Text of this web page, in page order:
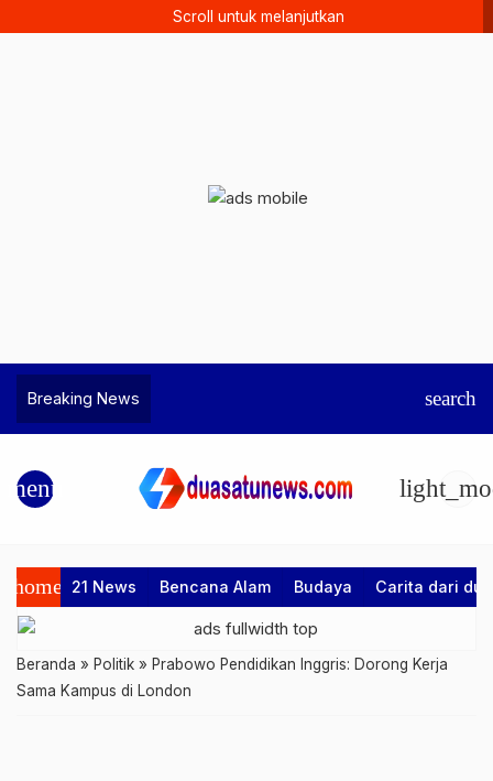
Scroll untuk melanjutkan
Breaking News search
menu
home 21 News Bencana Alam Budaya Carita dari
Beranda » Politik » Prabowo Pendidikan Inggris: Dorong Kerja
Sama Kampus di London